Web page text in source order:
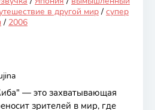
в другой мир / супер
/ 2006
— это захватывающая
зрителей в мир, где